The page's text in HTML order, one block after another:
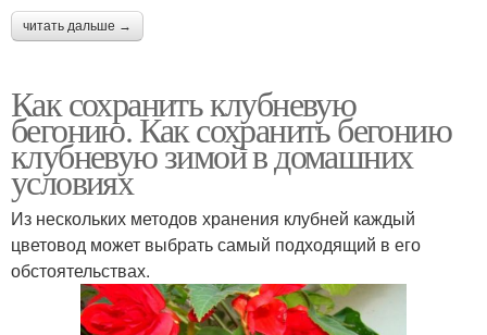
читать дальше →
Как сохранить клубневую
бегонию. Как сохранить бегонию
клубневую зимой в домашних
условиях
Из нескольких методов хранения клубней каждый
цветовод может выбрать самый подходящий в его
обстоятельствах.